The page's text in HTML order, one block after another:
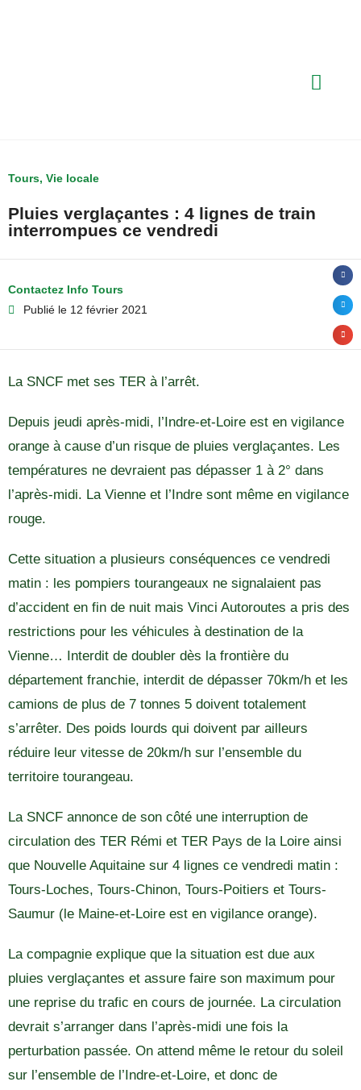
Tours, Vie locale
Pluies verglaçantes : 4 lignes de train
interrompues ce vendredi
Contactez Info Tours
Publié le 12 février 2021
La SNCF met ses TER à l’arrêt.
Depuis jeudi après-midi, l’Indre-et-Loire est en vigilance
orange à cause d’un risque de pluies verglaçantes. Les
températures ne devraient pas dépasser 1 à 2° dans
l’après-midi. La Vienne et l’Indre sont même en vigilance
rouge.
Cette situation a plusieurs conséquences ce vendredi
matin : les pompiers tourangeaux ne signalaient pas
d’accident en fin de nuit mais Vinci Autoroutes a pris des
restrictions pour les véhicules à destination de la
Vienne… Interdit de doubler dès la frontière du
département franchie, interdit de dépasser 70km/h et les
camions de plus de 7 tonnes 5 doivent totalement
s’arrêter. Des poids lourds qui doivent par ailleurs
réduire leur vitesse de 20km/h sur l’ensemble du
territoire tourangeau.
La SNCF annonce de son côté une interruption de
circulation des TER Rémi et TER Pays de la Loire ainsi
que Nouvelle Aquitaine sur 4 lignes ce vendredi matin :
Tours-Loches, Tours-Chinon, Tours-Poitiers et Tours-
Saumur (le Maine-et-Loire est en vigilance orange).
La compagnie explique que la situation est due aux
pluies verglaçantes et assure faire son maximum pour
une reprise du trafic en cours de journée. La circulation
devrait s’arranger dans l’après-midi une fois la
perturbation passée. On attend même le retour du soleil
sur l’ensemble de l’Indre-et-Loire, et donc de